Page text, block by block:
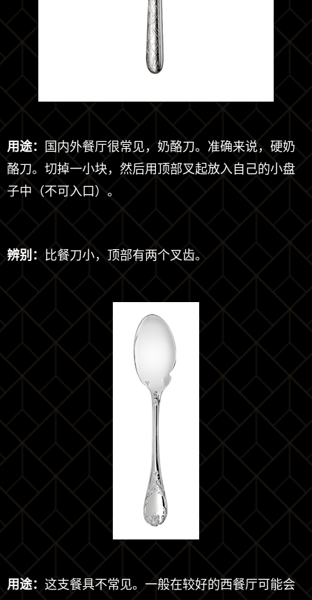
用途：
国内外餐厅很常见，奶酪刀。准确来说，硬奶
酪刀。切掉一小块，然后用顶部叉起放入自己的小盘
子中（不可入口）。
辨别： 比餐刀小，顶部有两个叉齿。
用途： 这支餐具不常见。一般在较好的西餐厅可能会